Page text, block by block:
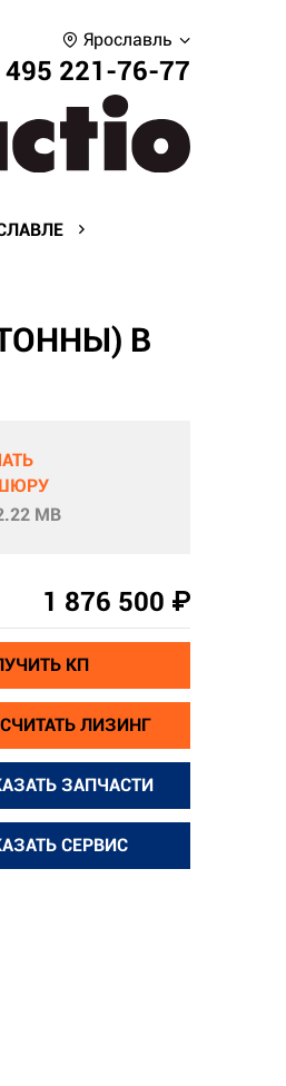
Ярославль
495 221-76-77
ТОННЫ) В
MB
1 876 500 ₽
КП
ЛИЗИНГ
ЗАПЧАСТИ
СЕРВИС